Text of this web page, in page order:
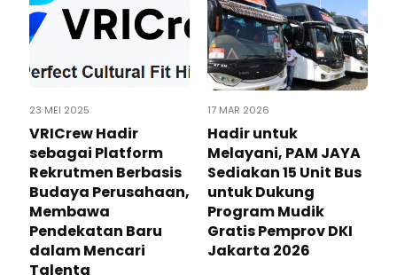
23 MEI 2025
VRICrew Hadir
sebagai Platform
Rekrutmen Berbasis
Budaya Perusahaan,
Membawa
Pendekatan Baru
dalam Mencari
Talenta
17 MAR 2026
Hadir untuk
Melayani, PAM JAYA
Sediakan 15 Unit Bus
untuk Dukung
Program Mudik
Gratis Pemprov DKI
Jakarta 2026